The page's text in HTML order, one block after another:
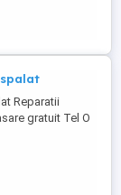
Reparatii
gratuit Tel O
PIESE